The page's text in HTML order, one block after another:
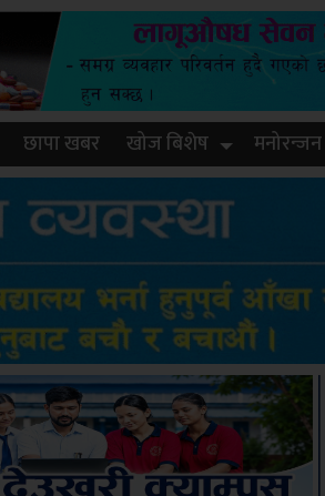
छापा खबर खोज बिशेष मनोरन्जन